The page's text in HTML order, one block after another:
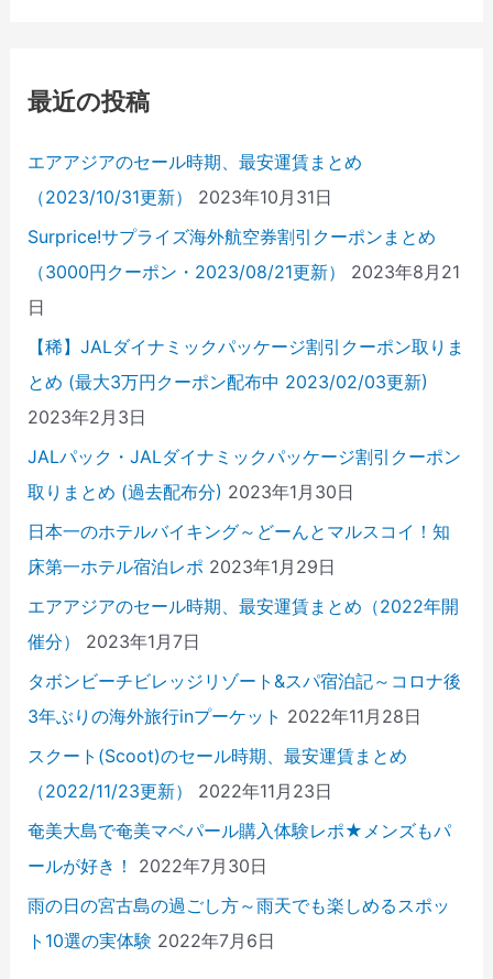
最近の投稿
エアアジアのセール時期、最安運賃まとめ
（2023/10/31更新）
2023年10月31日
Surprice!サプライズ海外航空券割引クーポンまとめ
（3000円クーポン・2023/08/21更新）
2023年8月21
日
【稀】JALダイナミックパッケージ割引クーポン取りま
とめ (最大3万円クーポン配布中 2023/02/03更新)
2023年2月3日
JALパック・JALダイナミックパッケージ割引クーポン
取りまとめ (過去配布分) 2023年1月30日
日本一のホテルバイキング～どーんとマルスコイ！知
床第一ホテル宿泊レポ 2023年1月29日
エアアジアのセール時期、最安運賃まとめ（2022年開
催分）
2023年1月7日
タボンビーチビレッジリゾート&スパ宿泊記～コロナ後
3年ぶりの海外旅行inプーケット 2022年11月28日
スクート(Scoot)のセール時期、最安運賃まとめ
（2022/11/23更新）
2022年11月23日
奄美大島で奄美マベパール購入体験レポ★メンズもパ
ールが好き！
2022年7月30日
雨の日の宮古島の過ごし方～雨天でも楽しめるスポッ
ト10選の実体験 2022年7月6日